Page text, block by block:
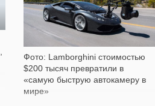
Фото: Lamborghini стоимостью
$200 тысяч превратили в
«самую быструю автокамеру в
мире»